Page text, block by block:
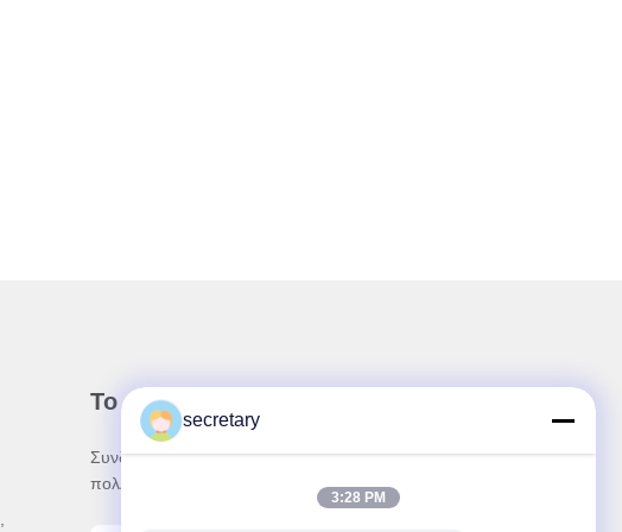
Το Δελτίο Ενημέρωσης
Συνδρομηθείτε στο ενημερωτικό μας δελτίο για εκπτώσεις και
πολλά άλλα.
secretary
3:28 PM